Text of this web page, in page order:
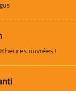
heures ouvrées !